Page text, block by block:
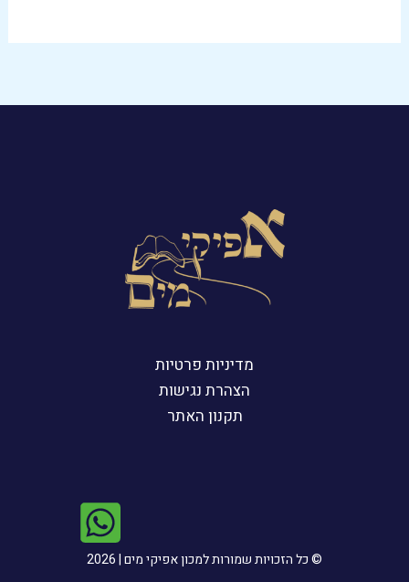
מדיניות פרטיות
הצהרת נגישות
תקנון האתר​
© כל הזכויות שמורות למכון אפיקי מים | 2026